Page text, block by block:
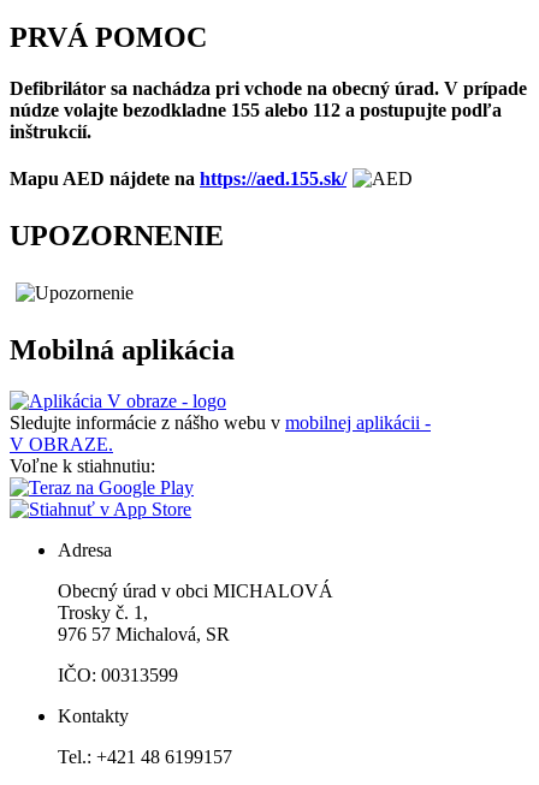
PRVÁ POMOC
Defibrilátor sa nachádza pri vchode na obecný úrad. V prípade
núdze volajte bezodkladne 155 alebo 112 a postupujte podľa
inštrukcií.
Mapu AED nájdete na https://aed.155.sk/
UPOZORNENIE
Mobilná aplikácia
Sledujte informácie z nášho webu v mobilnej aplikácii -
V OBRAZE.
Voľne k stiahnutiu:
Adresa
Obecný úrad v obci MICHALOVÁ
Trosky č. 1,
976 57 Michalová, SR
IČO: 00313599
Kontakty
Tel.: +421 48 6199157